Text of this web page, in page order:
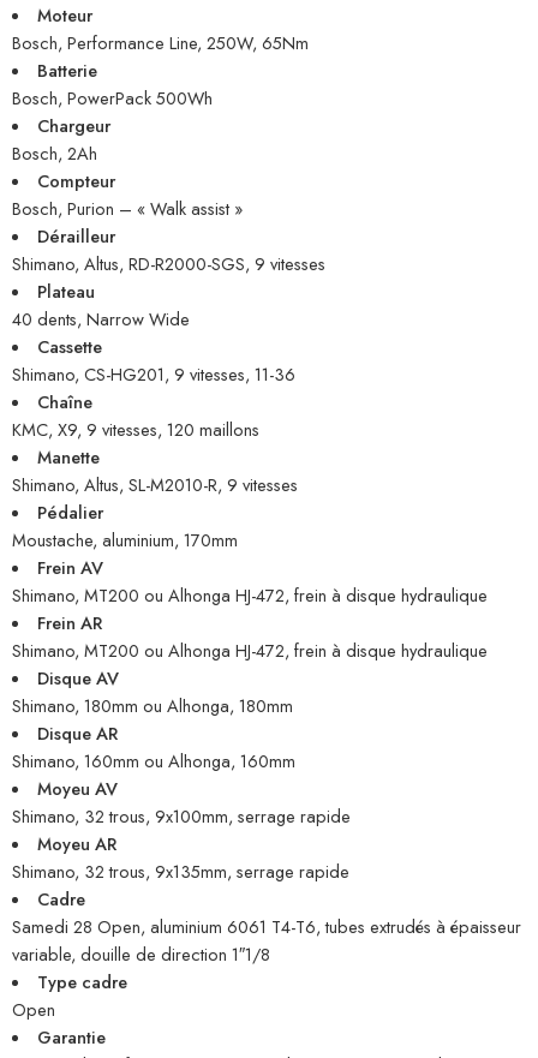
Moteur
Bosch, Performance Line, 250W, 65Nm
Batterie
Bosch, PowerPack 500Wh
Chargeur
Bosch, 2Ah
Compteur
Bosch, Purion – « Walk assist »
Dérailleur
Shimano, Altus, RD-R2000-SGS, 9 vitesses
Plateau
40 dents, Narrow Wide
Cassette
Shimano, CS-HG201, 9 vitesses, 11-36
Chaîne
KMC, X9, 9 vitesses, 120 maillons
Manette
Shimano, Altus, SL-M2010-R, 9 vitesses
Pédalier
Moustache, aluminium, 170mm
Frein AV
Shimano, MT200 ou Alhonga HJ-472, frein à disque hydraulique
Frein AR
Shimano, MT200 ou Alhonga HJ-472, frein à disque hydraulique
Disque AV
Shimano, 180mm ou Alhonga, 180mm
Disque AR
Shimano, 160mm ou Alhonga, 160mm
Moyeu AV
Shimano, 32 trous, 9x100mm, serrage rapide
Moyeu AR
Shimano, 32 trous, 9x135mm, serrage rapide
Cadre
Samedi 28 Open, aluminium 6061 T4-T6, tubes extrudés à épaisseur
variable, douille de direction 1″1/8
Type cadre
Open
Garantie